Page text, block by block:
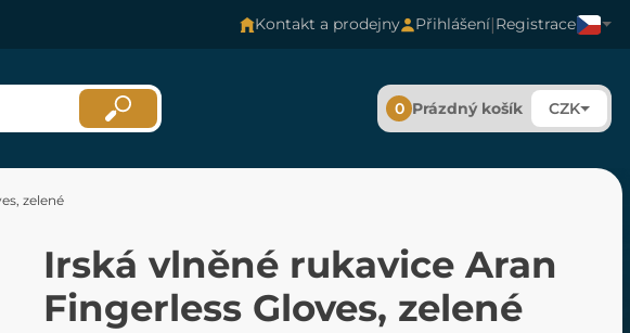
Kontakt a prodejny Přihlášení|Registrace
0 Prázdný košík CZK
zelené
Irská vlněné rukavice Aran
Fingerless Gloves, zelené